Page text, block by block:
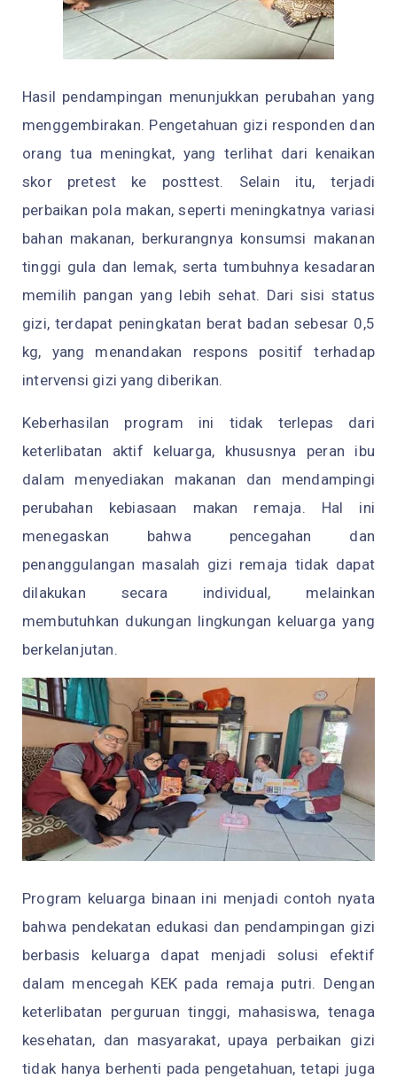
Hasil pendampingan menunjukkan perubahan yang
menggembirakan. Pengetahuan gizi responden dan
orang tua meningkat, yang terlihat dari kenaikan
skor pretest ke posttest. Selain itu, terjadi
perbaikan pola makan, seperti meningkatnya variasi
bahan makanan, berkurangnya konsumsi makanan
tinggi gula dan lemak, serta tumbuhnya kesadaran
memilih pangan yang lebih sehat. Dari sisi status
gizi, terdapat peningkatan berat badan sebesar 0,5
kg, yang menandakan respons positif terhadap
intervensi gizi yang diberikan.
Keberhasilan program ini tidak terlepas dari
keterlibatan aktif keluarga, khususnya peran ibu
dalam menyediakan makanan dan mendampingi
perubahan kebiasaan makan remaja. Hal ini
menegaskan bahwa pencegahan dan
penanggulangan masalah gizi remaja tidak dapat
dilakukan secara individual, melainkan
membutuhkan dukungan lingkungan keluarga yang
berkelanjutan.
Program keluarga binaan ini menjadi contoh nyata
bahwa pendekatan edukasi dan pendampingan gizi
berbasis keluarga dapat menjadi solusi efektif
dalam mencegah KEK pada remaja putri. Dengan
keterlibatan perguruan tinggi, mahasiswa, tenaga
kesehatan, dan masyarakat, upaya perbaikan gizi
tidak hanya berhenti pada pengetahuan, tetapi juga